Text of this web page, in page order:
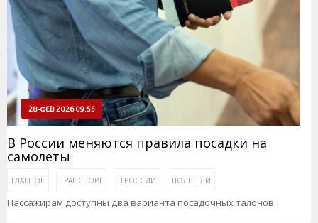
28-ФЕВ 2026 09:55
В России меняются правила посадки на
самолеты
ГЛАВНОЕ ТРАНСПОРТ В РОССИИ ПОЛЕТЕЛИ
Пассажирам доступны два варианта посадочных талонов.